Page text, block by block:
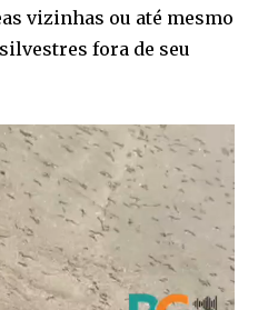
vizinhas ou até mesmo
fora de seu